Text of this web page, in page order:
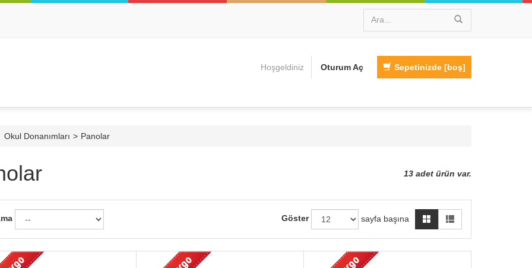
Sepetinizde [boş]
Hoşgeldiniz Oturum Aç
Okul Donanımları > Panolar
13 adet ürün var.
Göster sayfa başına
Hızlı Görünüm Hızlı Görünüm Hızlı Görünüm